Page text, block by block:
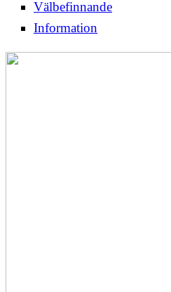
Välbefinnande
Information